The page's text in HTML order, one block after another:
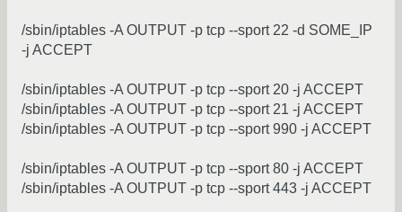
/sbin/iptables -A OUTPUT -p tcp --sport 22 -d SOME_IP
-j ACCEPT
/sbin/iptables -A OUTPUT -p tcp --sport 20 -j ACCEPT
/sbin/iptables -A OUTPUT -p tcp --sport 21 -j ACCEPT
/sbin/iptables -A OUTPUT -p tcp --sport 990 -j ACCEPT
/sbin/iptables -A OUTPUT -p tcp --sport 80 -j ACCEPT
/sbin/iptables -A OUTPUT -p tcp --sport 443 -j ACCEPT